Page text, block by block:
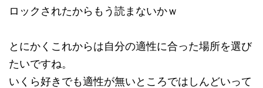
ロックされたからもう読まないかｗ
とにかくこれからは自分の適性に合った場所を選び
たいですね。
いくら好きでも適性が無いところではしんどいって